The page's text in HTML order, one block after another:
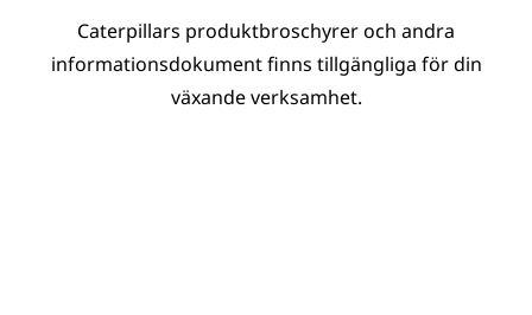
Caterpillars produktbroschyrer och andra
informationsdokument finns tillgängliga för din
växande verksamhet.